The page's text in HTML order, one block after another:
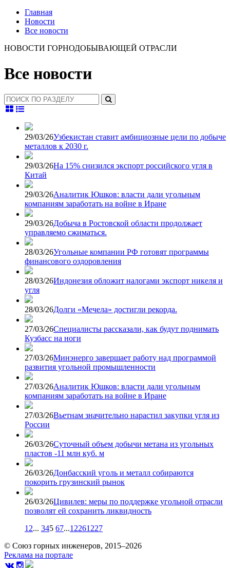
Главная
Новости
Все новости
НОВОСТИ ГОРНОДОБЫВАЮЩЕЙ ОТРАСЛИ
Все новости
29/03/26Узбекистан ставит амбициозные цели по добыче
металлов к 2030 г.
29/03/26На 15% снизился экспорт российского угля в
Китай
29/03/26Аналитик Юшков: власти дали угольным
компаниям заработать на войне в Иране
29/03/26Добыча в Ростовской области продолжает
управляемо сжиматься.
28/03/26Угольные компании РФ готовят программы
финансового оздоровления
28/03/26Индонезия обложит налогами экспорт никеля и
угля
28/03/26Долги «Мечела» достигли рекорда.
27/03/26Специалисты рассказали, как будут поднимать
Кузбасс на ноги
27/03/26Минэнерго завершает работу над программой
развития угольной промышленности
27/03/26Аналитик Юшков: власти дали угольным
компаниям заработать на войне в Иране
27/03/26Вьетнам значительно нарастил закупки угля из
России
26/03/26Суточный объем добычи метана из угольных
пластов -11 млн куб. м
26/03/26Донбасский уголь и металл собираются
покорить грузинский рынок
26/03/26Цивилев: меры по поддержке угольной отрасли
позволят ей сохранить ликвидность
1 2... 345 67...12261227
© Союз горных инженеров, 2015–2026
Реклама на портале